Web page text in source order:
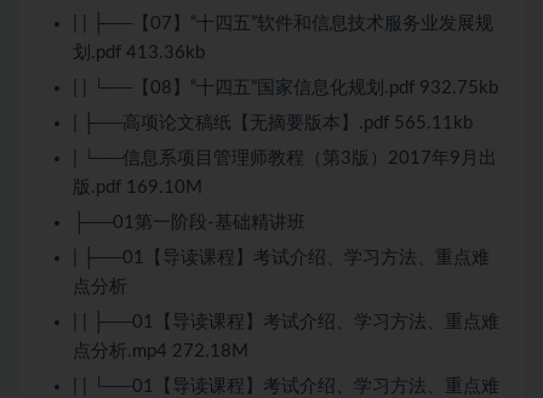
| | ├──【07】“十四五”软件和信息技术服务业发展规
划.pdf 413.36kb
| | └──【08】“十四五”国家信息化规划.pdf 932.75kb
| ├──高项论文稿纸【无摘要版本】.pdf 565.11kb
| └──信息系项目管理师教程（第3版）2017年9月出
版.pdf 169.10M
├──01第一阶段-基础精讲班
| ├──01【导读课程】考试介绍、学习方法、重点难
点分析
| | ├──01【导读课程】考试介绍、学习方法、重点难
点分析.mp4 272.18M
| | └──01【导读课程】考试介绍、学习方法、重点难